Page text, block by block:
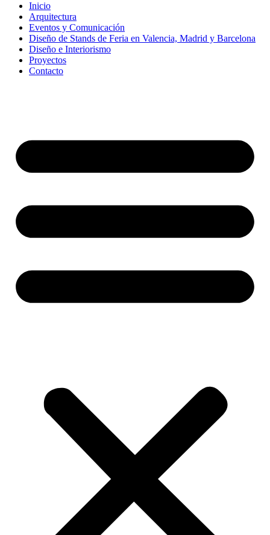
Inicio
Arquitectura
Eventos y Comunicación
Diseño de Stands de Feria en Valencia, Madrid y Barcelona
Diseño e Interiorismo
Proyectos
Contacto